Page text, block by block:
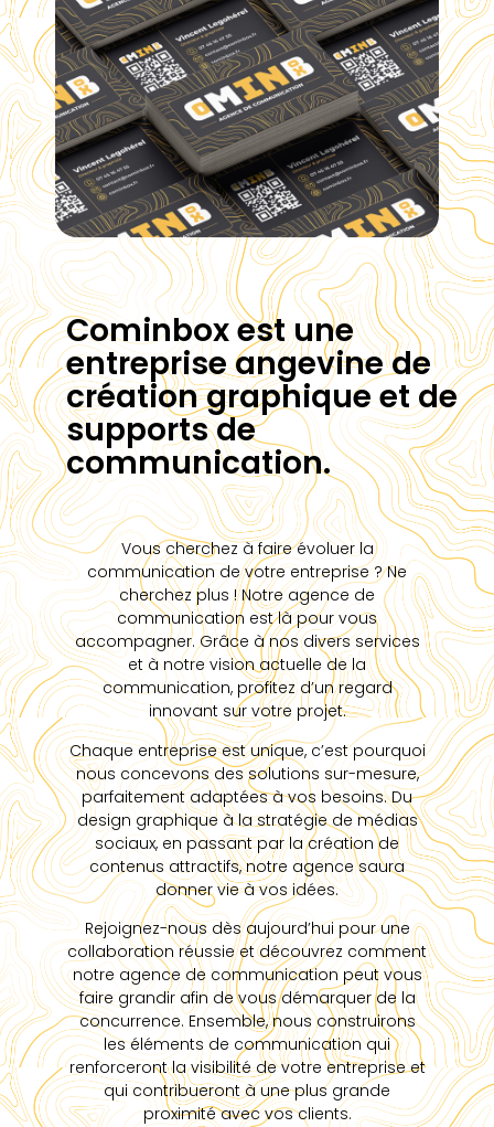
Cominbox est une
entreprise angevine de
création graphique et de
supports de
communication.
Vous cherchez à faire évoluer la
communication de votre entreprise ? Ne
cherchez plus ! Notre agence de
communication est là pour vous
accompagner. Grâce à nos divers services
et à notre vision actuelle de la
communication, profitez d’un regard
innovant sur votre projet.
Chaque entreprise est unique, c’est pourquoi
nous concevons des solutions sur-mesure,
parfaitement adaptées à vos besoins. Du
design graphique à la stratégie de médias
sociaux, en passant par la création de
contenus attractifs, notre agence saura
donner vie à vos idées.
Rejoignez-nous dès aujourd’hui pour une
collaboration réussie et découvrez comment
notre agence de communication peut vous
faire grandir afin de vous démarquer de la
concurrence. Ensemble, nous construirons
les éléments de communication qui
renforceront la visibilité de votre entreprise et
qui contribueront à une plus grande
proximité avec vos clients.